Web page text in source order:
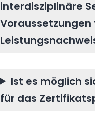
interdisziplinäre
Ist es möglich
für das